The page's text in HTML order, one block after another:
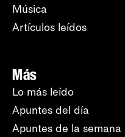
Música
Artículos leídos
Más
Lo más leído
Apuntes del día
Apuntes de la semana